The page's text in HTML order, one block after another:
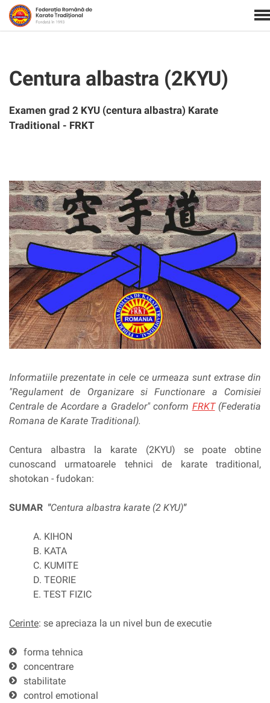
Centura albastra (2KYU)
Examen grad 2 KYU (centura albastra) Karate
Traditional - FRKT
Informatiile prezentate in cele ce urmeaza sunt extrase din
"Regulament de Organizare si Functionare a Comisiei
Centrale de Acordare a Gradelor" conform FRKT(Federatia
Romana de Karate Traditional).
Centura albastra la karate (2KYU) se poate obtine
cunoscand urmatoarele tehnici de karate traditional,
shotokan - fudokan:
SUMAR "Centura albastra karate (2 KYU)"
A. KIHON
B. KATA
C. KUMITE
D. TEORIE
E. TEST FIZIC
Cerinte: se apreciaza la un nivel bun de executie
forma tehnica
concentrare
stabilitate
control emotional